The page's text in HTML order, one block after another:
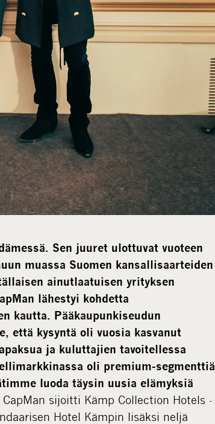
Sen juuret ulottuvat vuoteen
muassa Suomen kansallisaarteiden
ainutlaatuisen yrityksen
lähestyi kohdetta
kautta. Pääkaupunkiseudun
että kysyntä oli vuosia kasvanut
ja kuluttajien tavoitellessa
oli premium-segmenttiä
luoda täysin uusia elämyksiä
CapMan sijoitti Kämp Collection Hotels -
Hotel Kämpin lisäksi neljä